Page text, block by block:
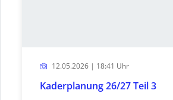
12.05.2026 | 18:41 Uhr
Kaderplanung 26/27 Teil 3